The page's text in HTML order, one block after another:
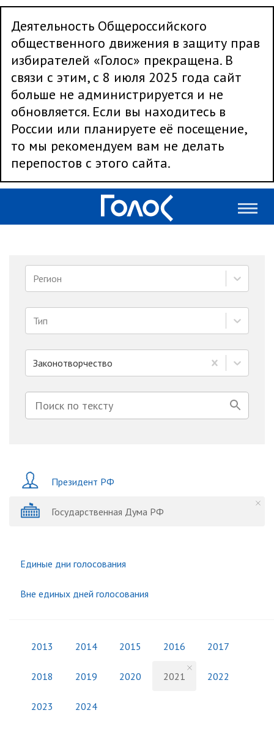
Деятельность Общероссийского
общественного движения в защиту прав
избирателей «Голос» прекращена. В
связи с этим, с 8 июля 2025 года сайт
больше не администрируется и не
обновляется. Если вы находитесь в
России или планируете её посещение,
то мы рекомендуем вам не делать
перепостов с этого сайта.
Регион
Тип
Законотворчество
Президент РФ
Государственная Дума РФ
Единые дни голосования
Вне единых дней голосования
2013 2014 2015 2016 2017
2018 2019 2020 2021 2022
2023 2024